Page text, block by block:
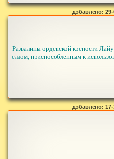
добавлено: 29-
Развалины орденской крепости
еллом, приспособленным к
добавлено: 17-